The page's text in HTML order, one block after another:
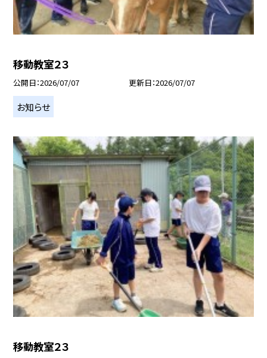
移動教室２３
公開日 2026/07/07 更新日 2026/07/07
お知らせ
移動教室２３